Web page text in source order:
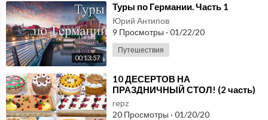
00:13:57
⁣Туры по Германии. Часть 1
Юрий Антипов
9 Просмотры · 01/22/20
Путешествия
⁣10 ДЕСЕРТОВ НА
ПРАЗДНИЧНЫЙ СТОЛ! (2 часть)
repz
20 Просмотры · 01/20/20